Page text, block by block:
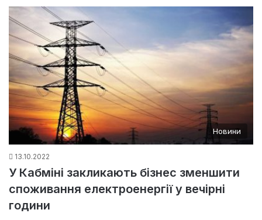
Новини
13.10.2022
У Кабміні закликають бізнес зменшити
споживання електроенергії у вечірні
години